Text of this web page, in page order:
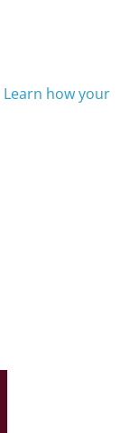
Learn how your